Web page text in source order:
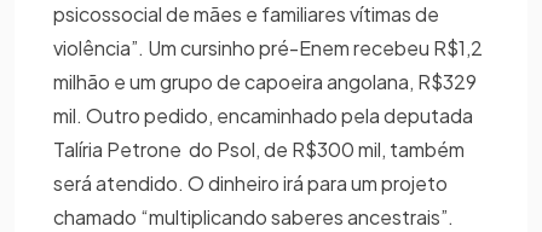
psicossocial de mães e familiares vítimas de
violência”. Um cursinho pré-Enem recebeu R$1,2
milhão e um grupo de capoeira angolana, R$329
mil. Outro pedido, encaminhado pela deputada
Talíria Petrone do Psol, de R$300 mil, também
será atendido. O dinheiro irá para um projeto
chamado “multiplicando saberes ancestrais”.